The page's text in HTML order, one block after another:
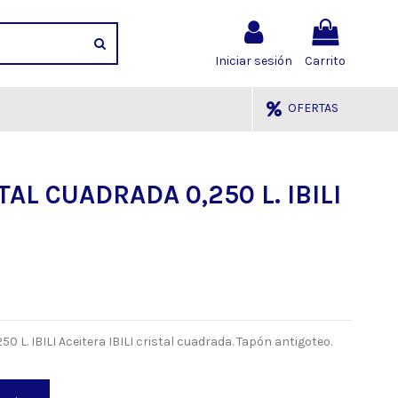
Iniciar sesión Carrito
OFERTAS
CUADRADA 0,250 L. IBILI
L. IBILI Aceitera IBILI cristal cuadrada. Tapón antigoteo.